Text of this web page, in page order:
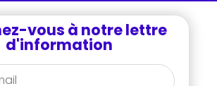
vous à notre lettre
d'information